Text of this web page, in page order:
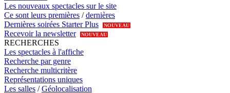
Les nouveaux spectacles sur le site
Ce sont leurs premières /dernières
Dernières soirées Starter Plus
NOUVEAU
Recevoir la newsletter NOUVEAU
RECHERCHES
Les spectacles à l'affiche
Recherche par genre
Recherche multicritère
Représentations uniques
Les salles /Géolocalisation